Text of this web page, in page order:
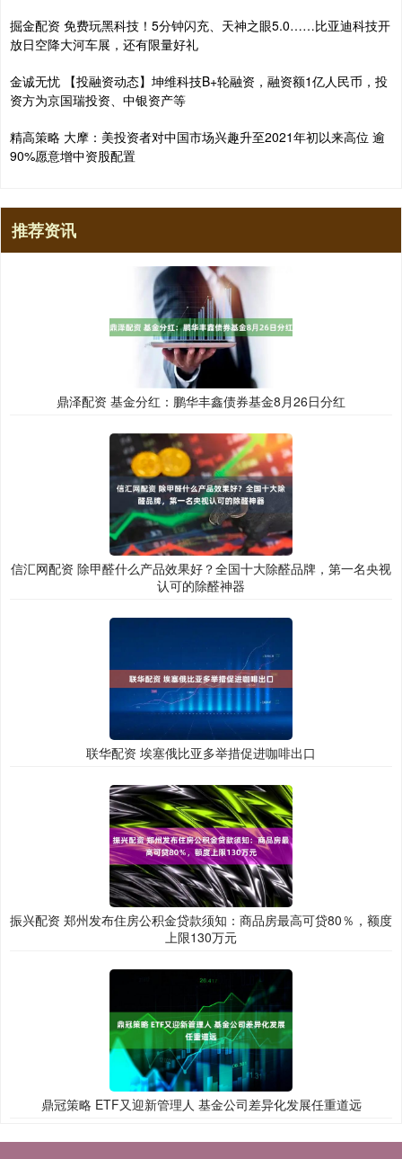
掘金配资 免费玩黑科技！5分钟闪充、天神之眼5.0……比亚迪科技开
放日空降大河车展，还有限量好礼
金诚无忧 【投融资动态】坤维科技B+轮融资，融资额1亿人民币，投
资方为京国瑞投资、中银资产等
精高策略 大摩：美投资者对中国市场兴趣升至2021年初以来高位 逾
90%愿意增中资股配置
推荐资讯
鼎泽配资 基金分红：鹏华丰鑫债券基金8月26日分红
信汇网配资 除甲醛什么产品效果好？全国十大除醛品牌，第一名央视
认可的除醛神器
联华配资 埃塞俄比亚多举措促进咖啡出口
振兴配资 郑州发布住房公积金贷款须知：商品房最高可贷80％，额度
上限130万元
鼎冠策略 ETF又迎新管理人 基金公司差异化发展任重道远